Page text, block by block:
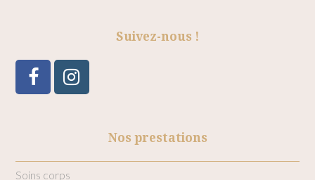
Suivez-nous !
FacebookInstagram
Nos prestations
Soins corps